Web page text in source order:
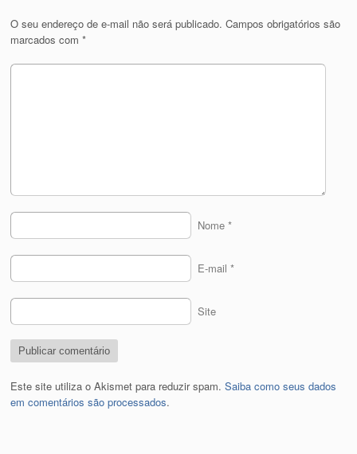
O seu endereço de e-mail não será publicado. Campos obrigatórios são
marcados com*
Nome *
E-mail *
Site
Este site utiliza o Akismet para reduzir spam.Saiba como seus dados
em comentários são processados.